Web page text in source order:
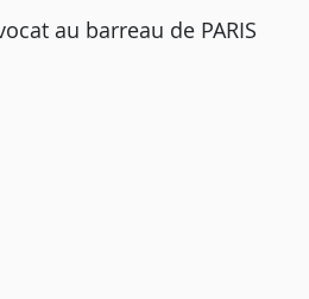
au barreau de PARIS